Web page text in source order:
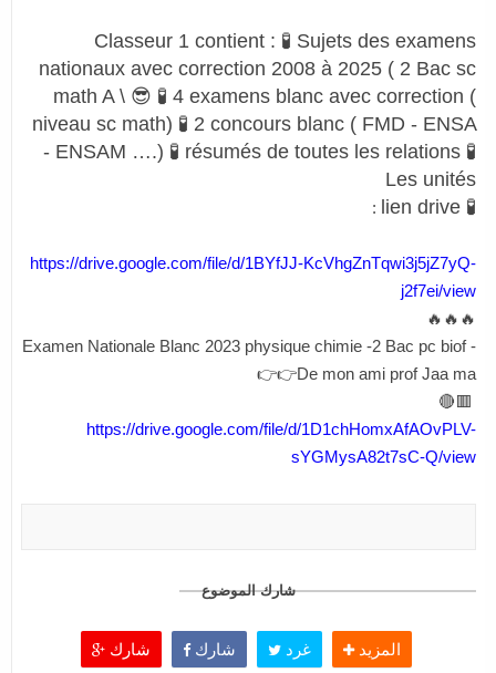
Classeur 1 contient : 🧪 Sujets des examens
nationaux avec correction 2008 à 2025 ( 2 Bac sc
math A \ 😎 🧪 4 examens blanc avec correction (
niveau sc math) 🧪 2 concours blanc ( FMD - ENSA
- ENSAM ….) 🧪 résumés de toutes les relations 🧪
Les unités
🧪 lien drive
:
https://drive.google.com/file/d/1BYfJJ-KcVhgZnTqwi3j5jZ7yQ-
j2f7ei/view
🔥🔥🔥
Examen Nationale Blanc 2023 physique chimie -2 Bac pc biof -
👉👉De mon ami prof Jaa ma
🟥🔴
https://drive.google.com/file/d/1D1chHomxAfAOvPLV-
sYGMysA82t7sC-Q/view
شارك الموضوع
شارك شارك غرد المزيد